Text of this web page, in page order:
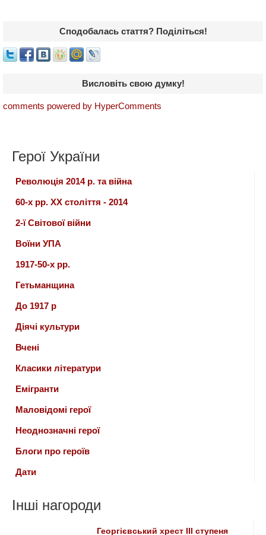
Сподобалась стаття? Поділіться!
Висловіть свою думку!
comments powered by HyperComments
Герої України
Революція 2014 р. та війна
60-х рр. ХХ століття - 2014
2-ї Світової війни
Воїни УПА
1917-50-х рр.
Гетьманщина
До 1917 р
Діячі культури
Вчені
Класики літератури
Емігранти
Маловідомі герої
Неоднозначні герої
Блоги про героїв
Дати
Інші нагороди
Георгієвський хрест ІІІ ступеня